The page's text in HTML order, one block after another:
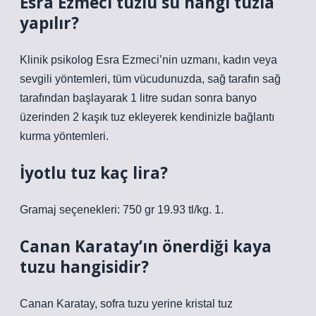
yapılır?
Klinik psikolog Esra Ezmeci’nin uzmanı, kadın veya
sevgili yöntemleri, tüm vücudunuzda, sağ tarafın sağ
tarafından başlayarak 1 litre sudan sonra banyo
üzerinden 2 kaşık tuz ekleyerek kendinizle bağlantı
kurma yöntemleri.
İyotlu tuz kaç lira?
Gramaj seçenekleri: 750 gr 19.93 tl/kg. 1.
Canan Karatay’ın önerdiği kaya
tuzu hangisidir?
Canan Karatay, sofra tuzu yerine kristal tuz